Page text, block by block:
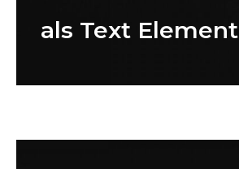
als Text Element